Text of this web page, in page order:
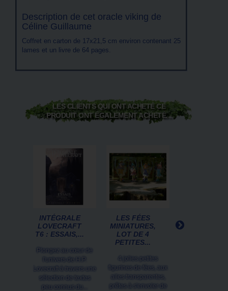
Description de cet oracle viking de
Céline Guillaume
Coffret en carton de 17x21,5 cm environ contenant 25
lames et un livre de 64 pages.
LES CLIENTS QUI ONT ACHETÉ CE
PRODUIT ONT ÉGALEMENT ACHETÉ...
INTÉGRALE
LOVECRAFT
T6 : ESSAIS,...
Plongez au cœur de
l'univers de H.P.
Lovecraft à travers une
sélection de textes
peu connus du...
LES FÉES
MINIATURES,
LOT DE 4
PETITES...
4 jolies petites
figurines de fées, aux
ailes transparentes,
prêtes à s'envoler de
LIVRE